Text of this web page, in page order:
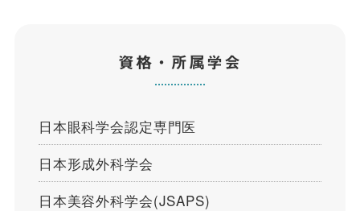
資格・所属学会
日本眼科学会認定専門医
日本形成外科学会
日本美容外科学会(JSAPS)